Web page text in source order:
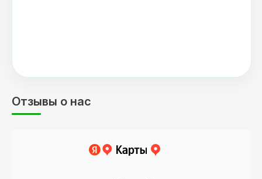
Отзывы о нас